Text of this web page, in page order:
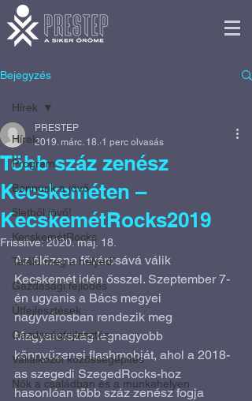
Bejegyzés
Hírek
Program
Bennünk a jövő
5letből jövő!
KecskemétRocks
Találd meg a helyed!
Gazdasági fejlődés
Útfejlesztések
Gazdaságfejlesztés
Vállalkozói közösségépítés
Nők a családban és a munkahelyen
Hírek
Több száz zenész
Kecskeméten –
KecskemétRocks2019
PRESTEP
2019. márc. 18. 1 perc olvasás
Frissítve:2020. máj. 18.
Az élőzene fővárosává válik
Kecskemét idén ősszel. Szeptember 7-
én ugyanis a Bács megyei
nagyvárosban rendezik meg
Magyarország legnagyobb
könnyűzenei flashmobját, ahol a 2018-
as szegedi SzegedRocks-hoz
hasonlóan több száz zenész fogja